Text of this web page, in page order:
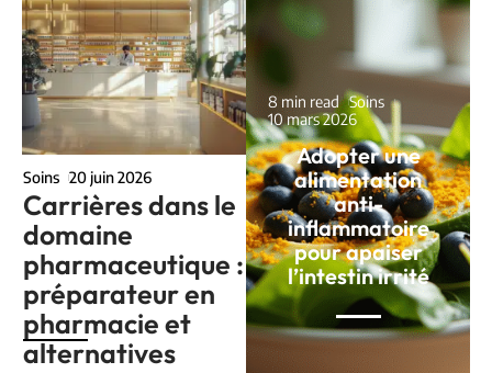
Soins 20 juin 2026
Carrières dans le
domaine
pharmaceutique :
préparateur en
pharmacie et
alternatives
8 min read Soins
10 mars 2026
Adopter une
alimentation
anti-
inflammatoire
pour apaiser
l’intestin irrité